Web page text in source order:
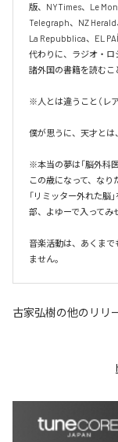
版、NYTimes、Le
Telegraph、NZ
La Repubblica、EL
代わりに、ラジオ・ロ
諸外国の書籍を読むこ
※人とは違うこと（レ
僕が思うに、天才と
※本当の夢は「脳外科医
この歳になって、なり
「リミッター外れた脳
部、よゆーで入ってみ
音楽活動は、あくま
ません。
古家弘樹の他のリリ